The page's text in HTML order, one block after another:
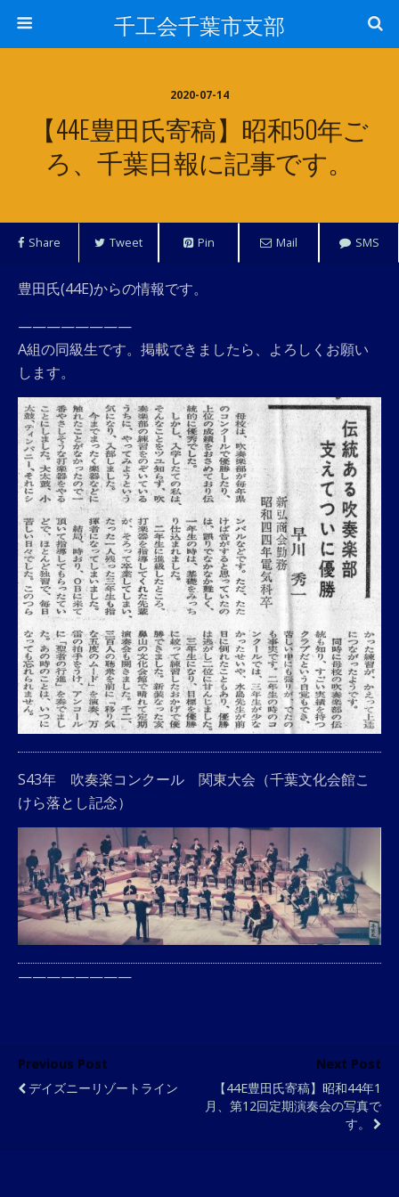
千工会千葉市支部
2020-07-14
【44E豊田氏寄稿】昭和50年ご
ろ、千葉日報に記事です。
Share Tweet Pin Mail SMS
豊田氏(44E)からの情報です。
————————
A組の同級生です。掲載できましたら、よろしくお願い
します。
S43年 吹奏楽コンクール 関東大会（千葉文化会館こ
けら落とし記念）
————————
Previous Post
デイズニーリゾートライン
Next Post
【44E豊田氏寄稿】昭和44年1
月、第12回定期演奏会の写真で
す。